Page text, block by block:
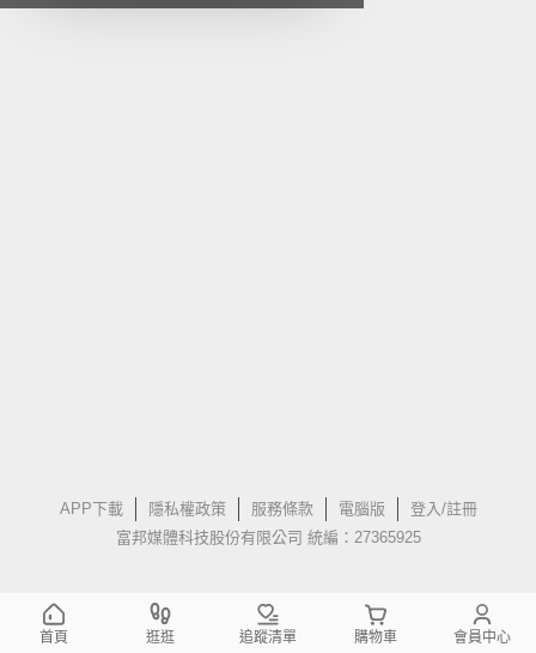
APP下載 隱私權政策 服務條款 電腦版
登入/註冊
富邦媒體科技股份有限公司 統編：27365925
首頁 逛逛 追蹤清單 購物車 會員中心